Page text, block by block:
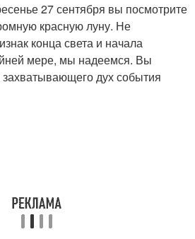
27 сентября вы посмотрите
красную луну. Не
конца света и начала
мере, мы надеемся. Вы
захватывающего дух события